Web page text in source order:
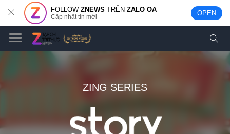
FOLLOWZNEWS TRÊNZALO OA
Cập nhật tin mới OPEN